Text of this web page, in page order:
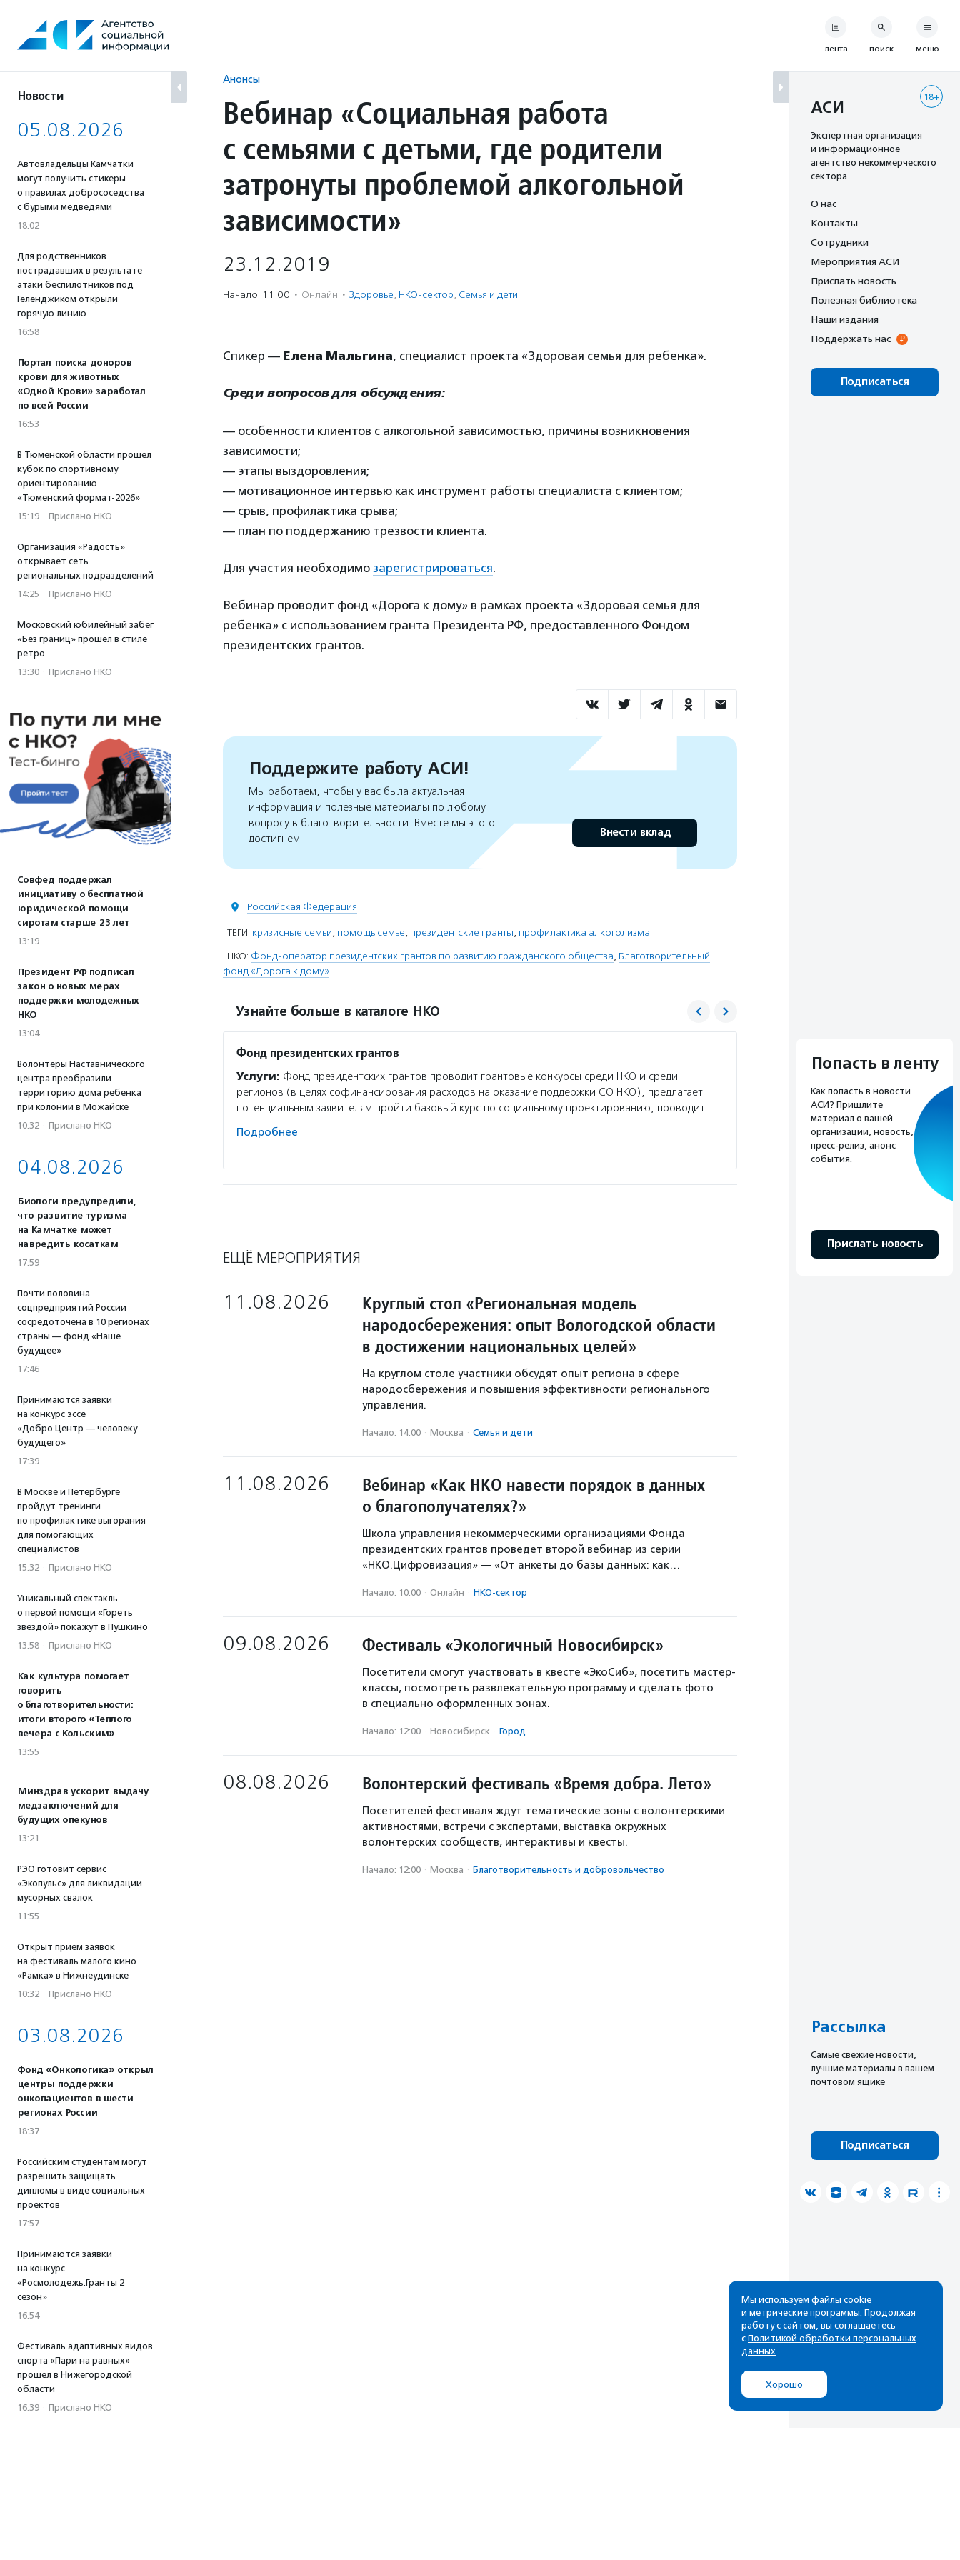
содержанию
Новости
05.08.2026
Автовладельцы Камчатки
могут получить стикеры
о правилах добрососедства
с бурыми медведями
18:02
Для родственников
пострадавших в результате
атаки беспилотников под
Геленджиком открыли
горячую линию
16:58
Портал поиска доноров
крови для животных
«Одной Крови» заработал
по всей России
16:53
В Тюменской области прошел
кубок по спортивному
ориентированию
«Тюменский формат-2026»
15:19 · Прислано НКО
Организация «Радость»
открывает сеть
региональных подразделений
14:25 · Прислано НКО
Московский юбилейный забег
«Без границ» прошел в стиле
ретро
13:30 · Прислано НКО
Совфед поддержал
инициативу о бесплатной
юридической помощи
сиротам старше 23 лет
13:19
Президент РФ подписал
закон о новых мерах
поддержки молодежных
НКО
13:04
Волонтеры Наставнического
центра преобразили
территорию дома ребенка
при колонии в Можайске
10:32 · Прислано НКО
04.08.2026
Биологи предупредили,
что развитие туризма
на Камчатке может
навредить косаткам
17:59
Почти половина
соцпредприятий России
сосредоточена в 10 регионах
страны — фонд «Наше
будущее»
17:46
Принимаются заявки
на конкурс эссе
«Добро.Центр — человеку
будущего»
17:39
В Москве и Петербурге
пройдут тренинги
по профилактике выгорания
для помогающих
специалистов
15:32 · Прислано НКО
Уникальный спектакль
о первой помощи «Гореть
звездой» покажут в Пушкино
13:58 · Прислано НКО
Как культура помогает
говорить
о благотворительности:
итоги второго «Теплого
вечера с Кольским»
13:55
Минздрав ускорит выдачу
медзаключений для
будущих опекунов
13:21
РЭО готовит сервис
«Экопульс» для ликвидации
мусорных свалок
11:55
Открыт прием заявок
на фестиваль малого кино
«Рамка» в Нижнеудинске
10:32 · Прислано НКО
03.08.2026
Фонд «Онкологика» открыл
центры поддержки
онкопациентов в шести
регионах России
18:37
Российским студентам могут
разрешить защищать
дипломы в виде социальных
проектов
17:57
Принимаются заявки
на конкурс
«Росмолодежь.Гранты 2
сезон»
16:54
Фестиваль адаптивных видов
спорта «Пари на равных»
прошел в Нижегородской
области
16:39 · Прислано НКО
Анонсы
Вебинар «Социальная работа
с семьями с детьми, где родители
затронуты проблемой алкогольной
зависимости»
23.12.2019
Начало: 11:00 · Онлайн · Здоровье, НКО-сектор, Семья и дети
Спикер — Елена Мальгина, специалист проекта «Здоровая семья для ребенка».
Среди вопросов для обсуждения:
— особенности клиентов с алкогольной зависимостью, причины возникновения
зависимости;
— этапы выздоровления;
— мотивационное интервью как инструмент работы специалиста с клиентом;
— срыв, профилактика срыва;
— план по поддержанию трезвости клиента.
Для участия необходимо зарегистрироваться.
Вебинар проводит фонд «Дорога к дому» в рамках проекта «Здоровая семья для
ребенка» с использованием гранта Президента РФ, предоставленного Фондом
президентских грантов.
Поддержите работу АСИ!
Мы работаем, чтобы у вас была актуальная
информация и полезные материалы по любому
вопросу в благотворительности. Вместе мы этого
достигнем
Внести вклад
Российская Федерация
ТЕГИ: кризисные семьи, помощь семье, президентские гранты, профилактика алкоголизма
НКО: Фонд-оператор президентских грантов по развитию гражданского общества, Благотворительный
фонд «Дорога к дому»
Узнайте больше в каталоге НКО
Фонд президентских грантов
Услуги: Фонд президентских грантов проводит грантовые конкурсы среди НКО и среди
регионов (в целях софинансирования расходов на оказание поддержки СО НКО), предлагает
потенциальным заявителям пройти базовый курс по социальному проектированию, проводит…
Подробнее
БФ «Дорога к дому» реализует
социального сиротства и правонарушений
центр для развития профессиональных
специалистов социальной сферы
ЕЩЁ МЕРОПРИЯТИЯ
11.08.2026
Круглый стол «Региональная модель
народосбережения: опыт Вологодской области
в достижении национальных целей»
На круглом столе участники обсудят опыт региона в сфере
народосбережения и повышения эффективности регионального
управления.
Начало: 14:00 · Москва · Семья и дети
11.08.2026
Вебинар «Как НКО навести порядок в данных
о благополучателях?»
Школа управления некоммерческими организациями Фонда
президентских грантов проведет второй вебинар из серии
«НКО.Цифровизация» — «От анкеты до базы данных: как…
Начало: 10:00 · Онлайн · НКО-сектор
09.08.2026 Фестиваль «Экологичный Новосибирск»
Посетители смогут участвовать в квесте «ЭкоСиб», посетить мастер-
классы, посмотреть развлекательную программу и сделать фото
в специально оформленных зонах.
Начало: 12:00 · Новосибирск · Город
08.08.2026 Волонтерский фестиваль «Время добра. Лето»
Посетителей фестиваля ждут тематические зоны с волонтерскими
активностями, встречи с экспертами, выставка окружных
волонтерских сообществ, интерактивы и квесты.
Начало: 12:00 · Москва · Благотвори­тель­ность и доброволь­чест­во
лента поиск меню
18+
АСИ
Экспертная организация
и информационное
агентство некоммерческого
сектора
О нас
Контакты
Сотрудники
Мероприятия АСИ
Прислать новость
Полезная библиотека
Наши издания
Поддержать нас
Подписаться
Попасть в ленту
Как попасть в новости
АСИ? Пришлите
материал о вашей
организации, новость,
пресс-релиз, анонс
события.
Прислать новость
Рассылка
Cамые свежие новости,
лучшие материалы в вашем
почтовом ящике
Подписаться
Мы используем файлы cookie
и метрические программы. Продолжая
работу с сайтом, вы соглашаетесь
с Политикой обработки персональных
данных
Хорошо